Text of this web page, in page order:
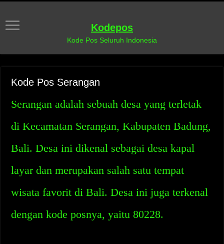
Kodepos
Kode Pos Seluruh Indonesia
Kode Pos Serangan
Serangan adalah sebuah desa yang terletak
di Kecamatan Serangan, Kabupaten Badung,
Bali. Desa ini dikenal sebagai desa kapal
layar dan merupakan salah satu tempat
wisata favorit di Bali. Desa ini juga terkenal
dengan kode posnya, yaitu 80228.